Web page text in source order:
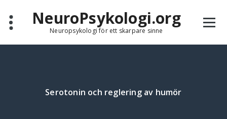
content
NeuroPsykologi.org
Neuropsykologi för ett skarpare sinne
Serotonin och reglering av humör